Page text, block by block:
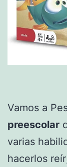
Vamos a
preescolar
varias
hacerlos